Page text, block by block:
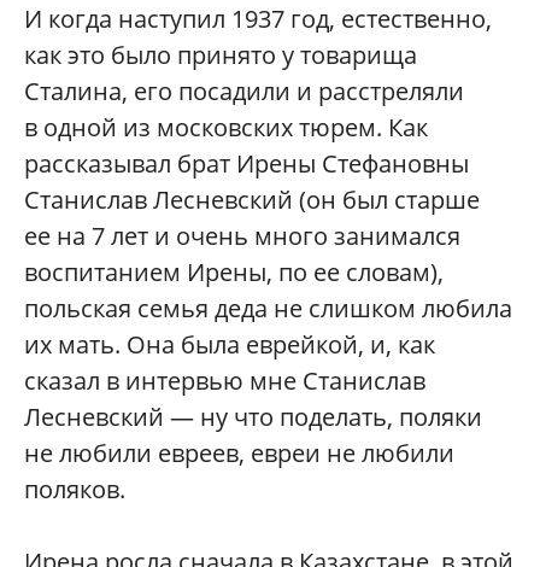
И когда наступил 1937 год, естественно,
как это было принято у товарища
Сталина, его посадили и расстреляли
в одной из московских тюрем. Как
рассказывал брат Ирены Стефановны
Станислав Лесневский (он был старше
ее на 7 лет и очень много занимался
воспитанием Ирены, по ее словам),
польская семья деда не слишком любила
их мать. Она была еврейкой, и, как
сказал в интервью мне Станислав
Лесневский — ну что поделать, поляки
не любили евреев, евреи не любили
поляков.